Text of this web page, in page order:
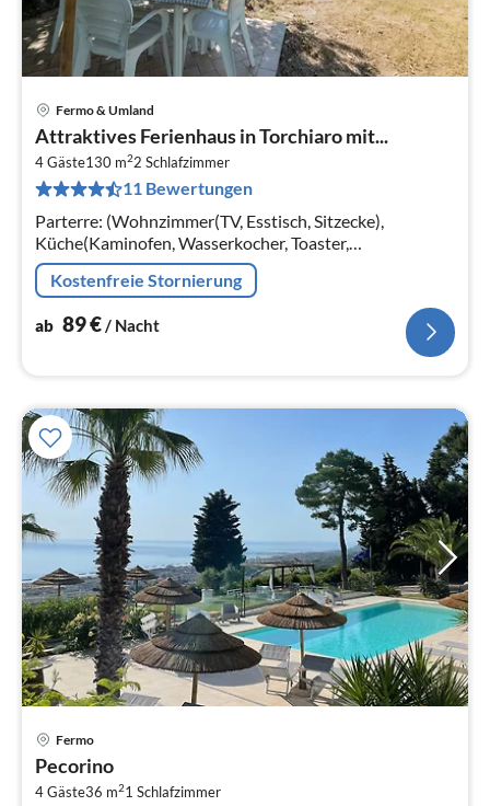
Fermo & Umland
Attraktives Ferienhaus in Torchiaro mit...
4 Gäste130 m22 Schlafzimmer
11 Bewertungen
Parterre: (Wohnzimmer(TV, Esstisch, Sitzecke),
Küche(Kaminofen, Wasserkocher, Toaster,
Kaffeemaschine, Backofen, Kühl-/Gefrierkombination)
Kostenfreie Stornierung
ab 89€ / Nacht
Fermo
Pecorino
4 Gäste36 m21 Schlafzimmer